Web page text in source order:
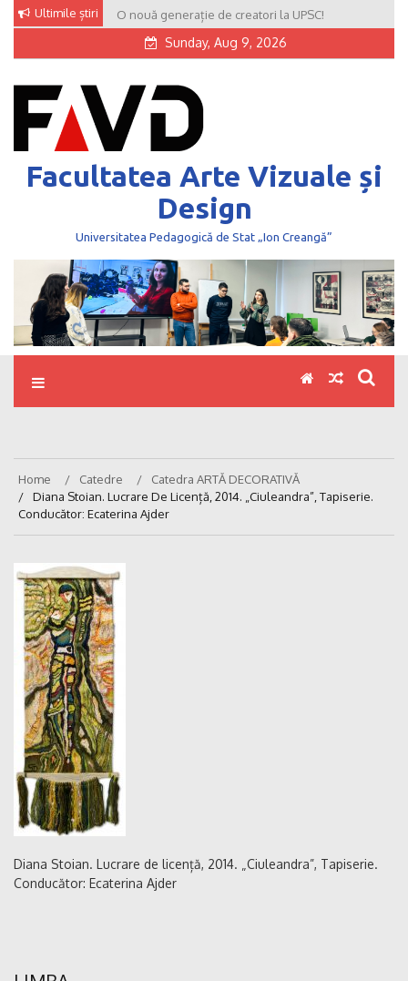
Skip
Ultimile știri O nouă generație de creatori la UPSC!
Sunday, Aug 9, 2026
Facultatea Arte Vizuale și
Design
Universitatea Pedagogică de Stat „Ion Creangă”
Home Catedre
Catedra ARTĂ DECORATIVĂ
Diana Stoian. Lucrare De Licență, 2014. „Ciuleandra”, Tapiserie.
Conducător: Ecaterina Ajder
Diana Stoian. Lucrare de licență, 2014. „Ciuleandra”, Tapiserie.
Conducător: Ecaterina Ajder